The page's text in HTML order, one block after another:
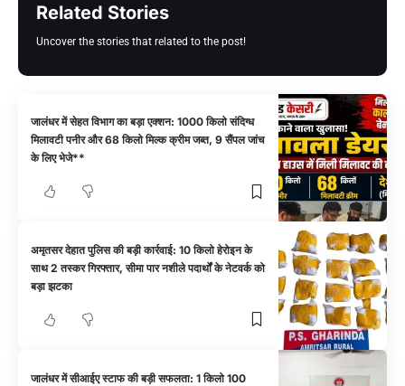
Related Stories
Uncover the stories that related to the post!
जालंधर में सेहत विभाग का बड़ा एक्शन: 1000 किलो संदिग्ध
मिलावटी पनीर और 68 किलो मिल्क क्रीम जब्त, 9 सैंपल जांच
के लिए भेजे**
अमृतसर देहात पुलिस की बड़ी कार्रवाई: 10 किलो हेरोइन के
साथ 2 तस्कर गिरफ्तार, सीमा पार नशीले पदार्थों के नेटवर्क को
बड़ा झटका
जालंधर में सीआईए स्टाफ की बड़ी सफलता: 1 किलो 100